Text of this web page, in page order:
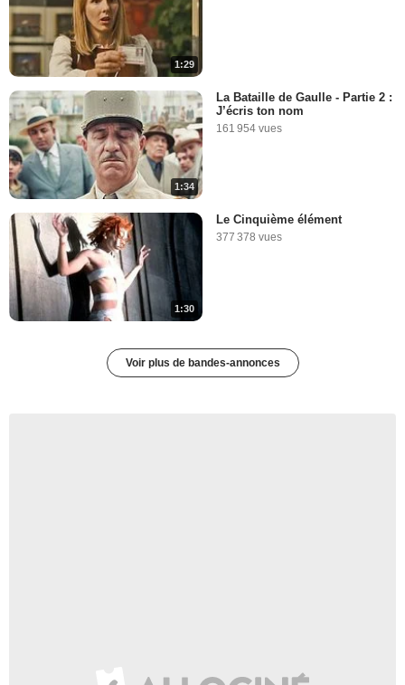
1:29
1:34
La Bataille de Gaulle - Partie 2 :
J’écris ton nom
161 954 vues
1:30
Le Cinquième élément
377 378 vues
Voir plus de bandes-annonces